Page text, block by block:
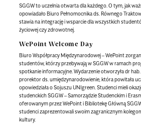
SGGW to uczelnia otwarta dla każdego. O tym, jak
opowiadało Biuro Pełnomocnika ds. Równego
stawia na integrację i wsparcie dla wszystkich
życiowej czy zdrowotnej.
WePoint Welcome Day
Biuro Współpracy Międzynarodowej – WePoint
studentów, którzy przebywają w SGGW w ramach
spotkanie informacyjne. Wydarzenie otworzyła dr
prorektor ds. umiędzynarodowienie, która powitała
opowiedziała o Sojuszu UNIgreen. Studenci mieli
studenckich SGGW – Samorządzie Studenckim i
oferowanym przez WePoint i Bibliotekę Główną
studenci zaprezentowali swoim zagranicznym
kultury.